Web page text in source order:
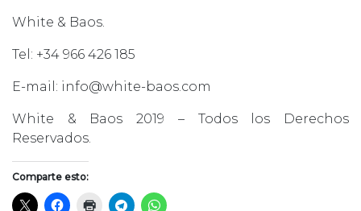
White & Baos.
Tel: +34 966 426 185
E-mail: info@white-baos.com
White & Baos 2019 – Todos los Derechos
Reservados.
Comparte esto: